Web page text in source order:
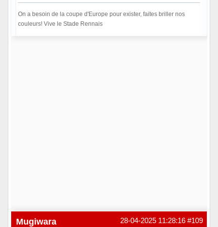
On a besoin de la coupe d'Europe pour exister, faites briller nos
couleurs! Vive le Stade Rennais
#109
28-04-2025 11:28:16
Mugiwara